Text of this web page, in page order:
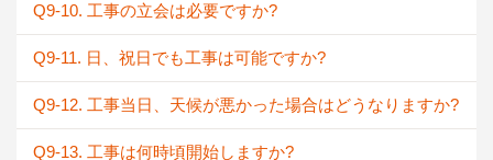
Q9-10. 工事の立会は必要ですか?
Q9-11. 日、祝日でも工事は可能ですか?
Q9-12. 工事当日、天候が悪かった場合はどうなりますか?
Q9-13. 工事は何時頃開始しますか?